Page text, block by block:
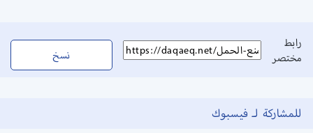
رابط
مختصر
نسخ
للمشاركة لـ فيسبوك